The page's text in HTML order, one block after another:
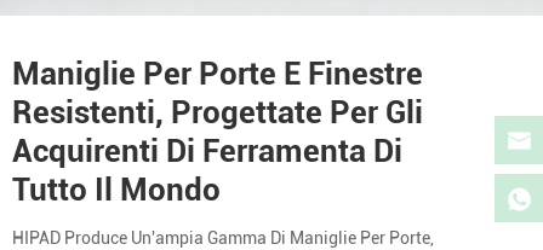
Maniglie Per Porte E Finestre
Resistenti, Progettate Per Gli
Acquirenti Di Ferramenta Di
Tutto Il Mondo
HIPAD Produce Un'ampia Gamma Di Maniglie Per Porte,